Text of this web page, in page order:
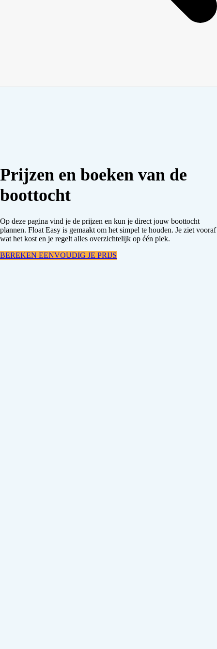
Prijzen en boeken van de
boottocht
Op deze pagina vind je de prijzen en kun je direct jouw boottocht
plannen. Float Easy is gemaakt om het simpel te houden. Je ziet vooraf
wat het kost en je regelt alles overzichtelijk op één plek.
BEREKEN EENVOUDIG JE PRIJS